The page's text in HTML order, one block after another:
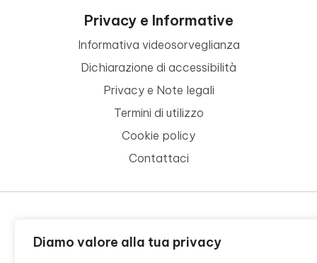
Diamo valore alla tua privacy
Privacy e Informative
Informativa videosorveglianza
Dichiarazione di accessibilità
Privacy e Note legali
Termini di utilizzo
Cookie policy
Contattaci
CREDITS